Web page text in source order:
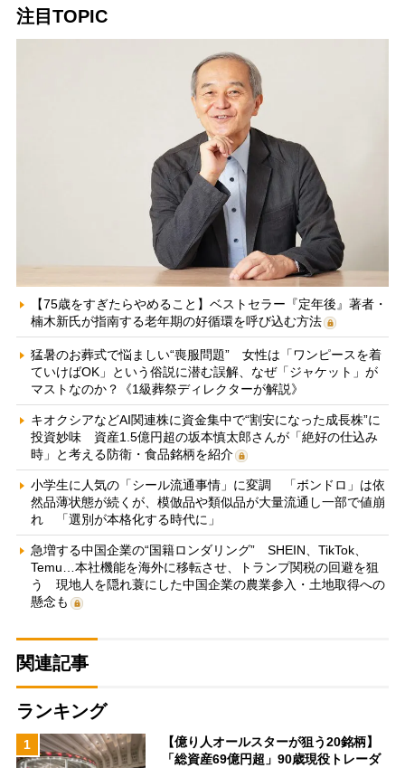
注目TOPIC
【75歳をすぎたらやめること】ベストセラー『定年後』著者・
楠木新氏が指南する老年期の好循環を呼び込む方法
猛暑のお葬式で悩ましい“喪服問題” 女性は「ワンピースを着
ていけばOK」という俗説に潜む誤解、なぜ「ジャケット」が
マストなのか？《1級葬祭ディレクターが解説》
キオクシアなどAI関連株に資金集中で“割安になった成長株”に
投資妙味 資産1.5億円超の坂本慎太郎さんが「絶好の仕込み
時」と考える防衛・食品銘柄を紹介
小学生に人気の「シール流通事情」に変調 「ボンドロ」は依
然品薄状態が続くが、模倣品や類似品が大量流通し一部で値崩
れ 「選別が本格化する時代に」
急増する中国企業の“国籍ロンダリング” SHEIN、TikTok、
Temu…本社機能を海外に移転させ、トランプ関税の回避を狙
う 現地人を隠れ蓑にした中国企業の農業参入・土地取得への
懸念も
関連記事
ランキング
1
【億り人オールスターが狙う20銘柄】
「総資産69億円超」90歳現役トレーダ